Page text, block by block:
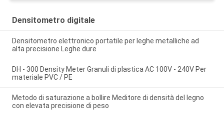
Densitometro digitale
Densitometro elettronico portatile per leghe metalliche ad
alta precisione Leghe dure
DH - 300 Density Meter Granuli di plastica AC 100V - 240V Per
materiale PVC / PE
Metodo di saturazione a bollire Meditore di densità del legno
con elevata precisione di peso